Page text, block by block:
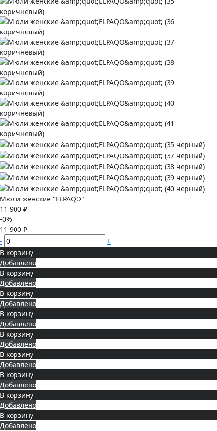
Мюли женские "ELPAQO"
11 900 ₽
-0%
11 900 ₽
-
+
В корзину
Добавлено
В корзину
Добавлено
В корзину
Добавлено
В корзину
Добавлено
В корзину
Добавлено
В корзину
Добавлено
В корзину
Добавлено
В корзину
Добавлено
В корзину
Добавлено